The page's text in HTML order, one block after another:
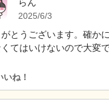
らん
2025/6/3
とうございます。確か
てはいけないので大変で
いね！